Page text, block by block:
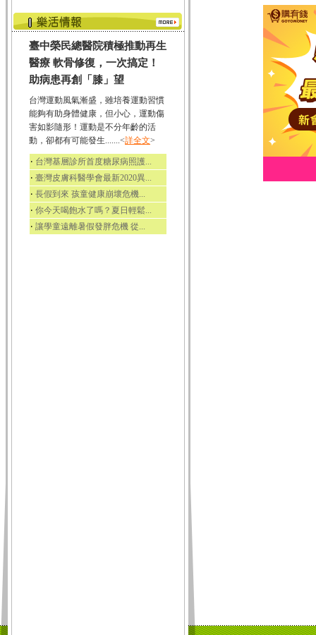
臺中榮民總醫院積極推動再生
醫療 軟骨修復，一次搞定！
助病患再創「膝」望
台灣運動風氣漸盛，雖培養運動習慣
能夠有助身體健康，但小心，運動傷
害如影隨形！運動是不分年齡的活
動，卻都有可能發生.......<詳全文>
‧ 台灣基層診所首度糖尿病照護...
‧ 臺灣皮膚科醫學會最新2020異...
‧ 長假到來 孩童健康崩壞危機...
‧ 你今天喝飽水了嗎？夏日輕鬆...
‧ 讓學童遠離暑假發胖危機 從...